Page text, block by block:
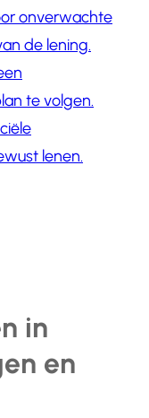
onverwachte
de lening.
te volgen.
lenen.
in
en